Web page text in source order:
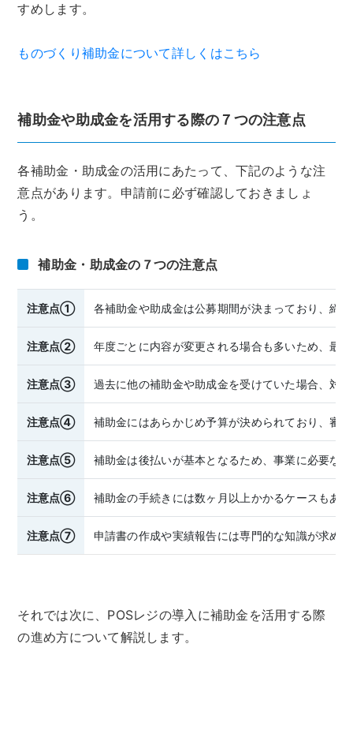
すめします。
ものづくり補助金について詳しくはこちら
補助金や助成金を活用する際の７つの注意点
各補助金・助成金の活用にあたって、下記のような注
意点があります。申請前に必ず確認しておきましょ
う。
補助金・助成金の７つの注意点
注意点① 各補助金や助成金は公募期間が決まっており、締
注意点② 年度ごとに内容が変更される場合も多いため、最
注意点③ 過去に他の補助金や助成金を受けていた場合、対
注意点④ 補助金にはあらかじめ予算が決められており、審
注意点⑤ 補助金は後払いが基本となるため、事業に必要な
注意点⑥ 補助金の手続きには数ヶ月以上かかるケースもあ
注意点⑦ 申請書の作成や実績報告には専門的な知識が求め
それでは次に、POSレジの導入に補助金を活用する際
の進め方について解説します。